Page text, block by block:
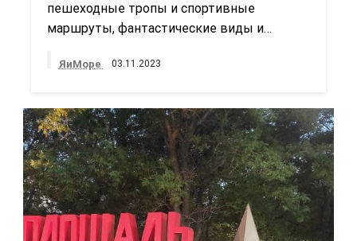
пешеходные тропы и спортивные
маршруты, фантастические виды и…
ЯиМоре 03.11.2023